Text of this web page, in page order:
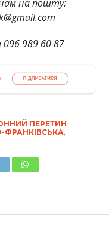
на пошту:
989 60 87
ПЕРЕТИН
ФРАНКІВСЬКА,